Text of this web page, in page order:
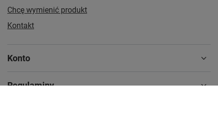
Chcę wymienić produkt
Kontakt
Konto
Regulaminy